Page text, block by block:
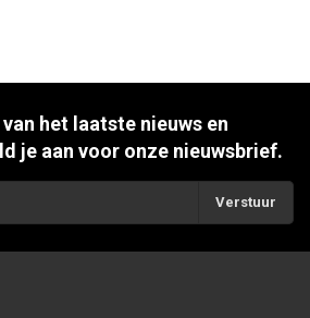
het laatste nieuws en
je aan voor onze nieuwsbrief.
Verstuur